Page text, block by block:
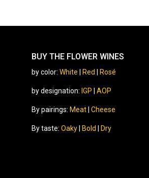
BUY THE FLOWER WINES
by color: White Red Rosé
by designation: IGP AOP
By pairings: Meat| Cheese
By taste: Oaky Bold Dry